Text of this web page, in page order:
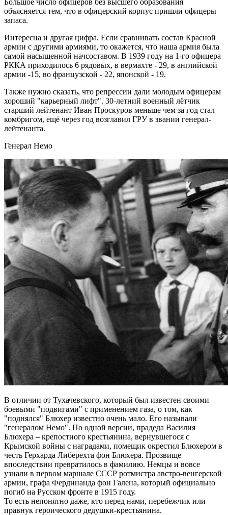
Большое число офицеров без высшего образования
объясняется тем, что в офицерский корпус пришли офицеры
запаса.
Интересна и другая цифра. Если сравнивать состав Красной
армии с другими армиями, то окажется, что наша армия была
самой насыщенной начсоставом. В 1939 году на 1-го офицера
РККА приходилось 6 рядовых, в вермахте - 29, в английской
армии -15, во французской - 22, японской - 19.
Также нужно сказать, что репрессии дали молодым офицерам
хороший "карьерный лифт". 30-летний военный лётчик
старший лейтенант Иван Проскуров меньше чем за год стал
комбригом, ещё через год возглавил ГРУ в звании генерал-
лейтенанта.
Генерал Немо
В отличии от Тухачевского, который был известен своими
боевыми "подвигами" с применением газа, о том, как
"поднялся" Блюхер известно очень мало. Его называли
"генералом Немо". По одной версии, прадеда Василия
Блюхера – крепостного крестьянина, вернувшегося с
Крымской войны с наградами, помещик окрестил Блюхером в
честь Герхарда Либерехта фон Блюхера. Прозвище
впоследствии превратилось в фамилию. Немцы и вовсе
узнали в первом маршале СССР ротмистра австро-венгерской
армии, графа Фердинанда фон Галена, который официально
погиб на Русском фронте в 1915 году.
То есть непонятно даже, кто перед нами, перебежчик или
правнук героического дедушки-крестьянина.